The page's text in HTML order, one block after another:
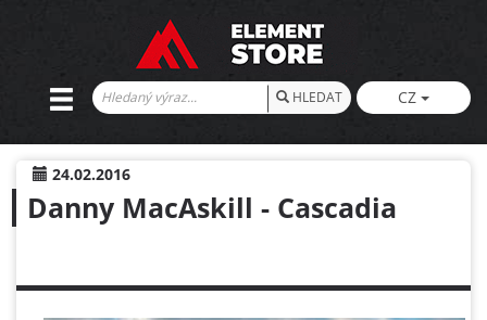
HLEDAT CZ
Danny MacAskill - Cascadia
24.02.2016